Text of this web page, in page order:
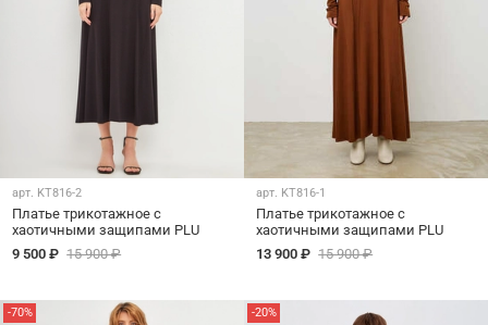
арт. KT816-2
Платье трикотажное с
хаотичными защипами PLU
9 500 ₽ 15 900 ₽
арт. KT816-1
Платье трикотажное с
хаотичными защипами PLU
13 900 ₽ 15 900 ₽
-70% -20%